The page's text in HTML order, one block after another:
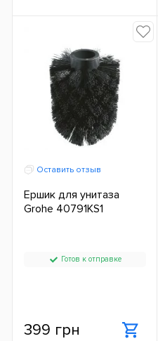
Оставить отзыв
Ершик для унитаза
Grohe 40791KS1
Готов к отправке
399 грн